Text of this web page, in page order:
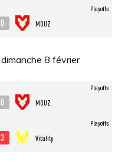
0 MOUZ
Playoffs
dimanche 8 février
0 MOUZ
Playoffs
3 Vitality
Playoffs